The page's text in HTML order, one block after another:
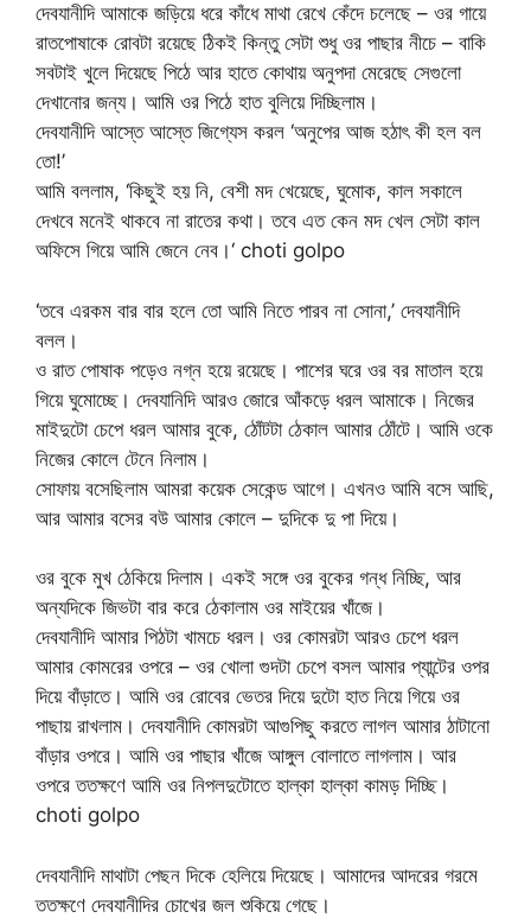
দেবযানীদি আমাকে জড়িয়ে ধরে কাঁধে মাথা রেখে কেঁদে চলেছে – ওর গায়ে
রাতপোষাকে রোবটা রয়েছে ঠিকই কিন্তু সেটা শুধু ওর পাছার নীচে – বাকি
সবটাই খুলে দিয়েছে পিঠে আর হাতে কোথায় অনুপদা মেরেছে সেগুলো
দেখানোর জন্য। আমি ওর পিঠে হাত বুলিয়ে দিচ্ছিলাম।
দেবযানীদি আস্তে আস্তে জিগ্যেস করল ‘অনুপের আজ হঠাৎ কী হল বল
তো!’
আমি বললাম, ‘কিছুই হয় নি, বেশী মদ খেয়েছে, ঘুমোক, কাল সকালে
দেখবে মনেই থাকবে না রাতের কথা। তবে এত কেন মদ খেল সেটা কাল
অফিসে গিয়ে আমি জেনে নেব।‘ choti golpo
‘তবে এরকম বার বার হলে তো আমি নিতে পারব না সোনা,’ দেবযানীদি
বলল।
ও রাত পোষাক পড়েও নগ্ন হয়ে রয়েছে। পাশের ঘরে ওর বর মাতাল হয়ে
গিয়ে ঘুমোচ্ছে। দেবযানিদি আরও জোরে আঁকড়ে ধরল আমাকে। নিজের
মাইদুটো চেপে ধরল আমার বুকে, ঠোঁটটা ঠেকাল আমার ঠোঁটে। আমি ওকে
নিজের কোলে টেনে নিলাম।
সোফায় বসেছিলাম আমরা কয়েক সেকেন্ড আগে। এখনও আমি বসে আছি,
আর আমার বসের বউ আমার কোলে – দুদিকে দু পা দিয়ে।
ওর বুকে মুখ ঠেকিয়ে দিলাম। একই সঙ্গে ওর বুকের গন্ধ নিচ্ছি, আর
অন্যদিকে জিভটা বার করে ঠেকালাম ওর মাইয়ের খাঁজে।
দেবযানীদি আমার পিঠটা খামচে ধরল। ওর কোমরটা আরও চেপে ধরল
আমার কোমরের ওপরে – ওর খোলা গুদটা চেপে বসল আমার প্যান্টের ওপর
দিয়ে বাঁড়াতে। আমি ওর রোবের ভেতর দিয়ে দুটো হাত নিয়ে গিয়ে ওর
পাছায় রাখলাম। দেবযানীদি কোমরটা আগুপিছু করতে লাগল আমার ঠাটানো
বাঁড়ার ওপরে। আমি ওর পাছার খাঁজে আঙ্গুল বোলাতে লাগলাম। আর
ওপরে ততক্ষণে আমি ওর নিপলদুটোতে হাল্কা হাল্কা কামড় দিচ্ছি।
choti golpo
দেবযানীদি মাথাটা পেছন দিকে হেলিয়ে দিয়েছে। আমাদের আদরের গরমে
ততক্ষণে দেবযানীদির চোখের জল শুকিয়ে গেছে।